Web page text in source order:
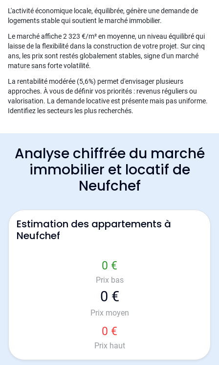
L'activité économique locale, équilibrée, génère une demande de
logements stable qui soutient le marché immobilier.
Le marché affiche 2 323 €/m² en moyenne, un niveau équilibré qui
laisse de la flexibilité dans la construction de votre projet. Sur cinq
ans, les prix sont restés globalement stables, signe d'un marché
mature sans forte volatilité.
La rentabilité modérée (5,6%) permet d'envisager plusieurs
approches. À vous de définir vos priorités : revenus réguliers ou
valorisation. La demande locative est présente mais pas uniforme.
Identifiez les secteurs les plus recherchés.
Analyse chiffrée du marché
immobilier et locatif de
Neufchef
Estimation des appartements à
Neufchef
0 €
Prix bas
0 €
Prix moyen
0 €
Prix haut